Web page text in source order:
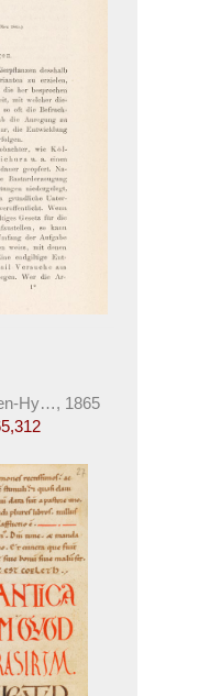
Hybriden
, 1865